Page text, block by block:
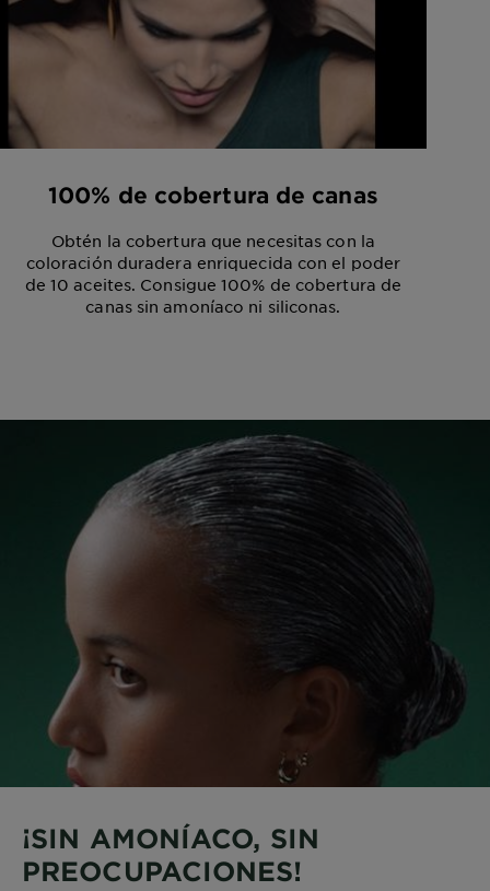
100% de cobertura de canas
Obtén la cobertura que necesitas con la
coloración duradera enriquecida con el poder
de 10 aceites. Consigue 100% de cobertura de
canas sin amoníaco ni siliconas.
¡SIN AMONÍACO, SIN
PREOCUPACIONES!